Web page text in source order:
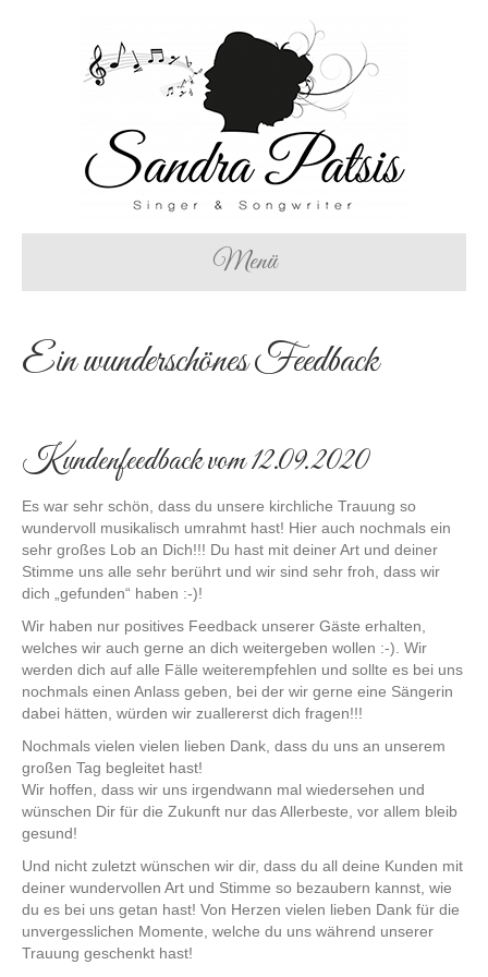
Menü
Ein wunderschönes Feedback
Kundenfeedback vom 12.09.2020
Es war sehr schön, dass du unsere kirchliche Trauung so
wundervoll musikalisch umrahmt hast! Hier auch nochmals ein
sehr großes Lob an Dich!!! Du hast mit deiner Art und deiner
Stimme uns alle sehr berührt und wir sind sehr froh, dass wir
dich „gefunden“ haben :-)!
Wir haben nur positives Feedback unserer Gäste erhalten,
welches wir auch gerne an dich weitergeben wollen :-). Wir
werden dich auf alle Fälle weiterempfehlen und sollte es bei uns
nochmals einen Anlass geben, bei der wir gerne eine Sängerin
dabei hätten, würden wir zuallererst dich fragen!!!
Nochmals vielen vielen lieben Dank, dass du uns an unserem
großen Tag begleitet hast!
Wir hoffen, dass wir uns irgendwann mal wiedersehen und
wünschen Dir für die Zukunft nur das Allerbeste, vor allem bleib
gesund!
Und nicht zuletzt wünschen wir dir, dass du all deine Kunden mit
deiner wundervollen Art und Stimme so bezaubern kannst, wie
du es bei uns getan hast! Von Herzen vielen lieben Dank für die
unvergesslichen Momente, welche du uns während unserer
Trauung geschenkt hast!